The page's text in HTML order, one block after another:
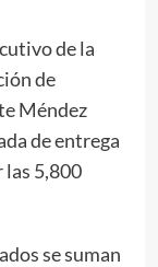
de la
de
Méndez
de entrega
5,800
se suman